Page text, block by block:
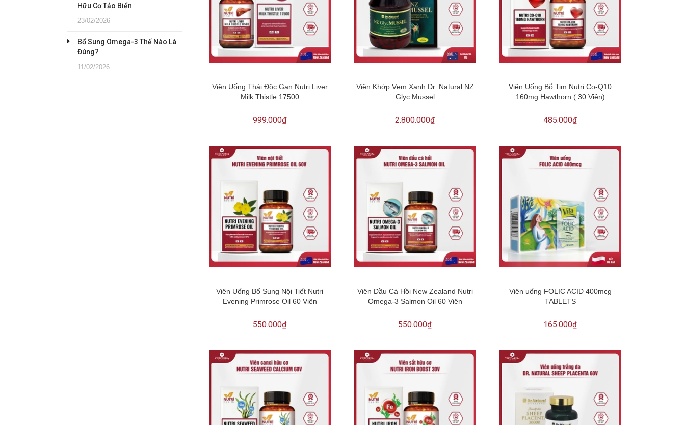
Hữu Cơ Tảo Biển
23/02/2026
Bổ Sung Omega-3 Thế Nào Là
Đúng?
11/02/2026
Viên Uống Thải Độc Gan Nutri Liver
Milk Thistle 17500
999.000₫
Viên Khớp Vẹm Xanh Dr. Natural NZ
Glyc Mussel
2.800.000₫
Viên Uống Bổ Tim Nutri Co-Q10
160mg Hawthorn ( 30 Viên)
485.000₫
Viên Uống Bổ Sung Nội Tiết Nutri
Evening Primrose Oil 60 Viên
550.000₫
Viên Dầu Cá Hồi New Zealand Nutri
Omega-3 Salmon Oil 60 Viên
550.000₫
Viên uống FOLIC ACID 400mcg
TABLETS
165.000₫